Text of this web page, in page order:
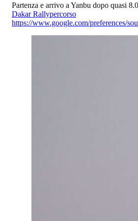
Partenza e arrivo a Yanbu dopo quasi
Dakar Rallypercorso
https://www.google.com/preferences/